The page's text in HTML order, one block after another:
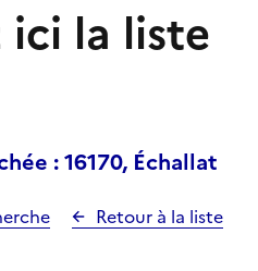
ici la liste
: 16170, Échallat
Retour à la liste